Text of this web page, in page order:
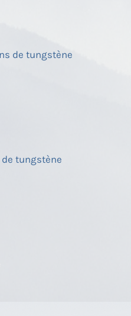
de tungstène
tungstène